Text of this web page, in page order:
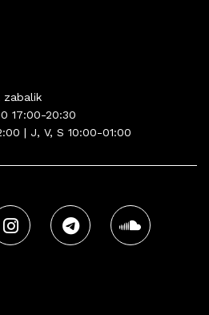
zabalik
17:00-20:30
| J, V, S 10:00-01:00